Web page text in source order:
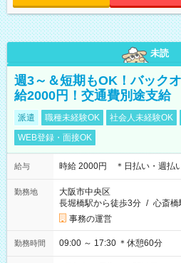
未読
週3～＆短期もOK！バック
給2000円！交通費別途支給
派遣 職種未経験OK 社会人未経験OK
WEB登録・面接OK
給与 時給 2000円 ＊日払い・週払い
勤務地
大阪市中央区
長堀橋駅から徒歩3分 / 心斎橋
事務の運営
勤務時間 09:00 ～ 17:30 ＊休憩60分